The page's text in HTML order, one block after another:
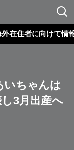
者に向けて情報を発
いちゃんは
3月出産へ